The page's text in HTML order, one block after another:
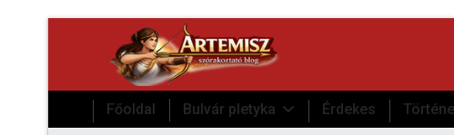
Főoldal Bulvár pletyka Érdekes